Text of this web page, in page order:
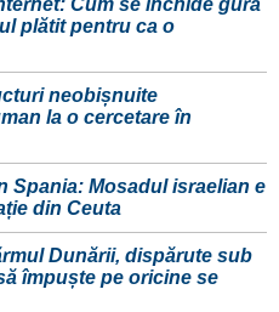
Cum se închide gura
plătit pentru ca o
neobișnuite
la o cercetare în
Spania: Mosadul israelian e
din Ceuta
Dunării, dispărute sub
împuște pe oricine se